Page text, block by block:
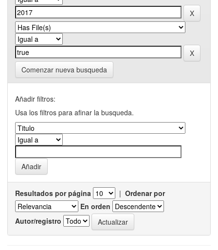
Comenzar nueva busqueda
Añadir filtros:
Usa los filtros para afinar la busqueda.
Resultados por página | Ordenar por
En orden
Autor/registro